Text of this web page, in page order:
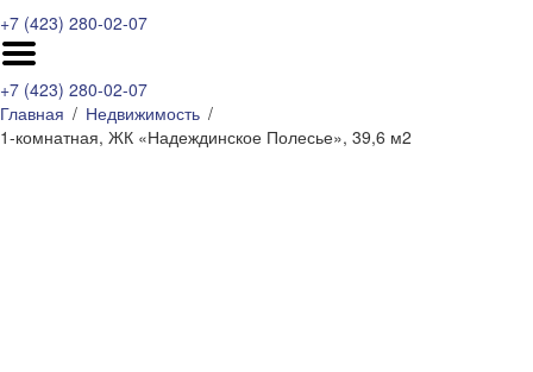
+7 (423) 280-02-07
+7 (423) 280-02-07
Главная
Недвижимость
1-комнатная, ЖК «Надеждинское Полесье», 39,6 м2